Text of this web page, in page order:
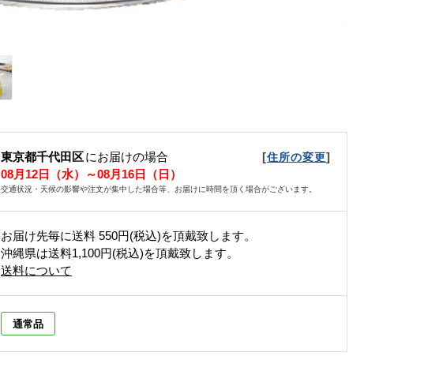
東京都千代田区にお届けの場合 [住所の変更]
08月12日（水）～08月16日（日）
交通状況・天候の影響や注文が集中した場合等、お届けに時間を頂く場合がございます。
お届け先毎に送料 550円(税込)を頂戴致します。
沖縄県は送料1,100円(税込)を頂戴致します。
送料について
通常品